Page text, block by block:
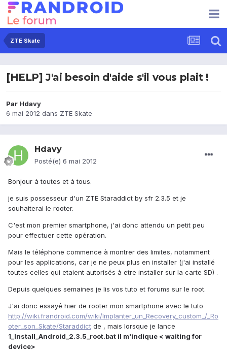
ZTE Skate
[HELP] J'ai besoin d'aide s'il vous plait !
Par Hdavy
6 mai 2012 dans ZTE Skate
Hdavy
Posté(e) 6 mai 2012
Bonjour à toutes et à tous.
je suis possesseur d'un ZTE Staraddict by sfr 2.3.5 et je
souhaiterai le rooter.
C'est mon premier smartphone, j'ai donc attendu un petit peu
pour effectuer cette opération.
Mais le téléphone commence à montrer des limites, notamment
pour les applications, car je ne peux plus en installer (j'ai installé
toutes celles qui etaient autorisés à etre installer sur la carte SD) .
Depuis quelques semaines je lis vos tuto et forums sur le root.
J'ai donc essayé hier de rooter mon smartphone avec le tuto
http://wiki.frandroid.com/wiki/Implanter_un_Recovery_custom_/_Ro
oter_son_Skate/Staraddict de , mais lorsque je lance
1_Install_Android_2.3.5_root.bat il m'indique < waiting for
device>